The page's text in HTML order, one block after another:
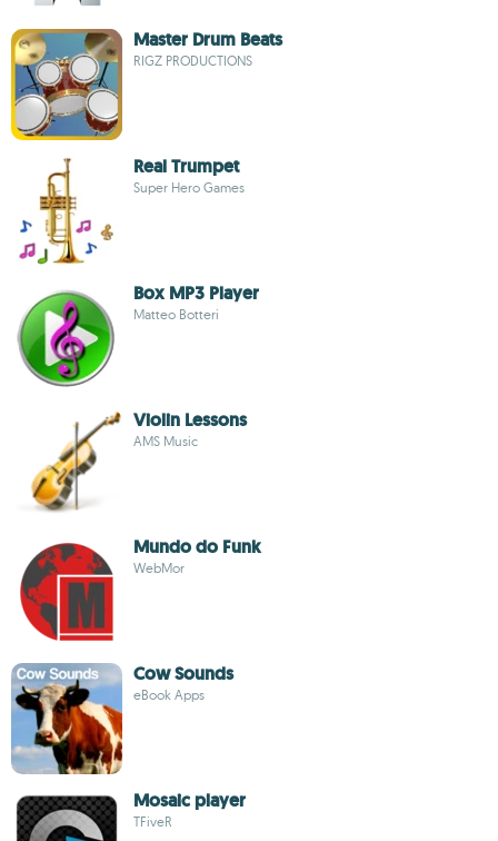
Master Drum Beats
RIGZ PRODUCTIONS
Real Trumpet
Super Hero Games
Box MP3 Player
Matteo Botteri
Violin Lessons
AMS Music
Mundo do Funk
WebMor
Cow Sounds
eBook Apps
Mosaic player
TFiveR